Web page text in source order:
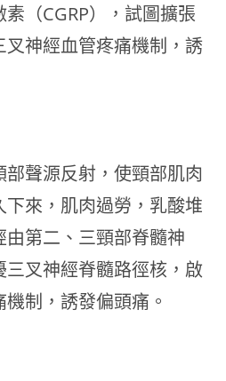
（CGRP），試圖擴張
神經血管疼痛機制，誘
聲源反射，使頸部肌肉
來，肌肉過勞，乳酸堆
第二、三頸部脊髓神
叉神經脊髓路徑核，啟
制，誘發偏頭痛。